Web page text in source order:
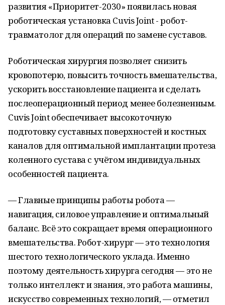
развития «Приоритет-2030» появилась новая
роботическая установка Cuvis Joint - робот-
травматолог для операций по замене суставов.
Роботическая хирургия позволяет снизить
кровопотерю, повысить точность вмешательства,
ускорить восстановление пациента и сделать
послеоперационный период менее болезненным.
Cuvis Joint обеспечивает высокоточную
подготовку суставных поверхностей и костных
каналов для оптимальной имплантации протеза
коленного сустава с учётом индивидуальных
особенностей пациента.
— Главные принципы работы робота —
навигация, силовое управление и оптимальный
баланс. Всё это сокращает время операционного
вмешательства. Робот-хирург — это технология
шестого технологического уклада. Именно
поэтому деятельность хирурга сегодня — это не
только интеллект и знания, это работа машины,
искусство современных технологий, — отметил